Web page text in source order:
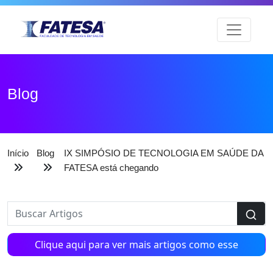
Blog
Início Blog
IX SIMPÓSIO DE TECNOLOGIA EM SAÚDE DA
FATESA está chegando
Clique aqui para ver mais artigos como esse